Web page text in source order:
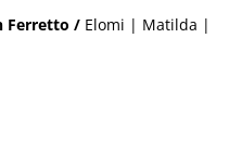
Ferretto / Elomi | Matilda |